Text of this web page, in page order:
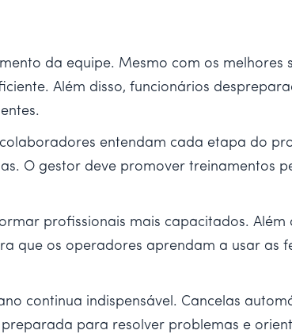
da equipe. Mesmo com os melhores
Além disso, funcionários
entendam cada etapa do
O gestor deve promover treinamentos
profissionais mais capacitados. Além
que os operadores aprendam a usar as
continua indispensável. Cancelas
para resolver problemas e